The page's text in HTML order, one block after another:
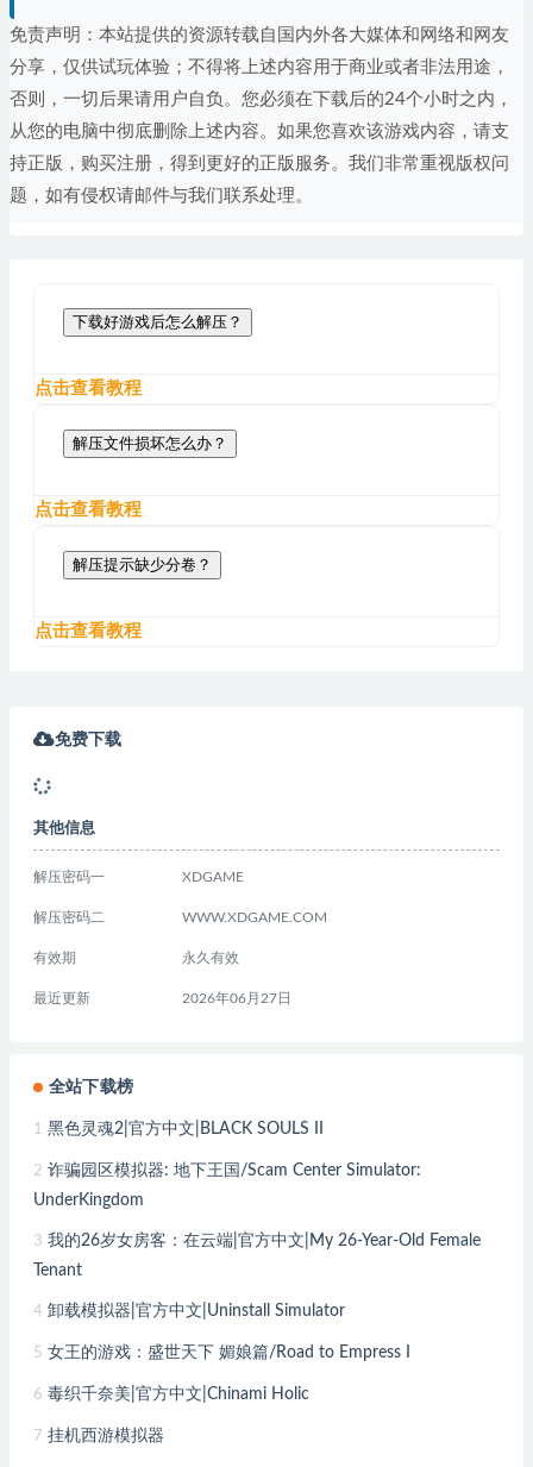
免责声明：本站提供的资源转载自国内外各大媒体和网络和网友
分享，仅供试玩体验；不得将上述内容用于商业或者非法用途，
否则，一切后果请用户自负。您必须在下载后的24个小时之内，
从您的电脑中彻底删除上述内容。如果您喜欢该游戏内容，请支
持正版，购买注册，得到更好的正版服务。我们非常重视版权问
题，如有侵权请邮件与我们联系处理。
下载好游戏后怎么解压？
点击查看教程
解压文件损坏怎么办？
点击查看教程
解压提示缺少分卷？
点击查看教程
免费下载
其他信息
解压密码一 XDGAME
解压密码二 WWW.XDGAME.COM
有效期 永久有效
最近更新 2026年06月27日
全站下载榜
1 黑色灵魂2|官方中文|BLACK SOULS II
2 诈骗园区模拟器: 地下王国/Scam Center Simulator:
UnderKingdom
3 我的26岁女房客：在云端|官方中文|My 26-Year-Old Female
Tenant
4 卸载模拟器|官方中文|Uninstall Simulator
5 女王的游戏：盛世天下 媚娘篇/Road to Empress I
6 毒织千奈美|官方中文|Chinami Holic
7 挂机西游模拟器